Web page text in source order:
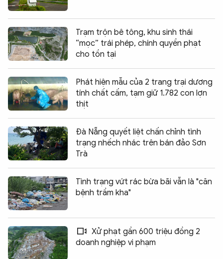
Trạm trộn bê tông, khu sinh thái
“mọc” trái phép, chính quyền phạt
cho tồn tại
Phát hiện mẫu của 2 trang trại dương
tính chất cấm, tạm giữ 1.782 con lợn
thịt
Đà Nẵng quyết liệt chấn chỉnh tình
trạng nhếch nhác trên bán đảo Sơn
Trà
Tình trạng vứt rác bừa bãi vẫn là "căn
bệnh trầm kha"
Xử phạt gần 600 triệu đồng 2
doanh nghiệp vi phạm